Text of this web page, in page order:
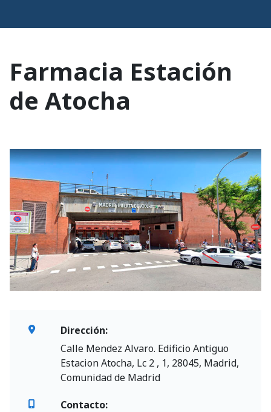
Farmacia Estación
de Atocha
Dirección:
Calle Mendez Alvaro. Edificio Antiguo
Estacion Atocha, Lc 2 , 1, 28045, Madrid,
Comunidad de Madrid
Contacto: